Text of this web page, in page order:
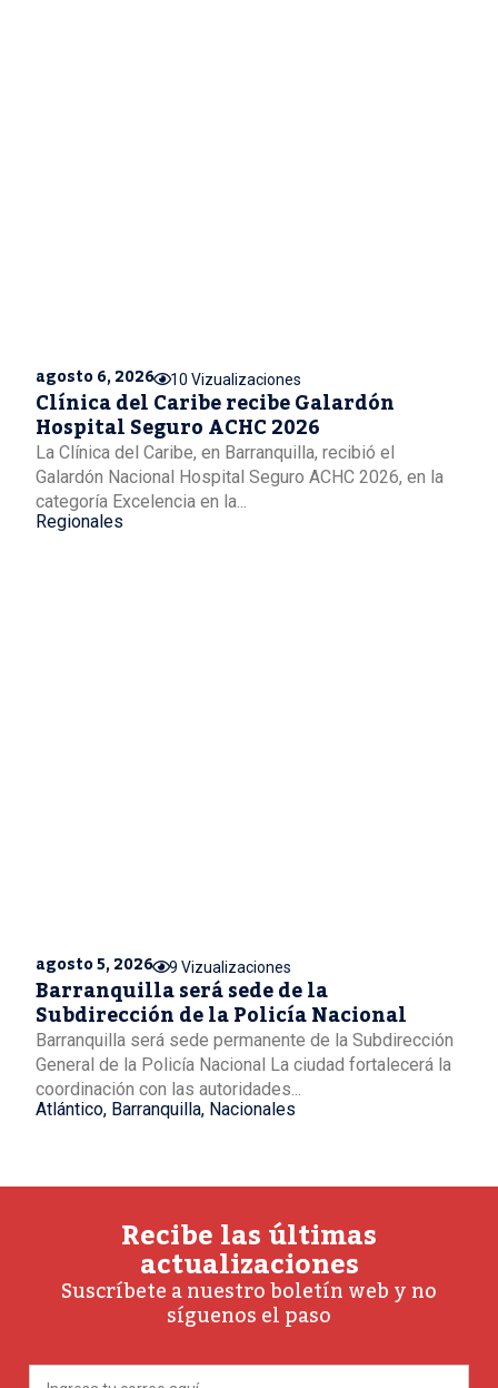
agosto 6, 2026 10 Vizualizaciones
Clínica del Caribe recibe Galardón
Hospital Seguro ACHC 2026
La Clínica del Caribe, en Barranquilla, recibió el
Galardón Nacional Hospital Seguro ACHC 2026, en la
categoría Excelencia en la...
Regionales
agosto 5, 2026 9 Vizualizaciones
Barranquilla será sede de la
Subdirección de la Policía Nacional
Barranquilla será sede permanente de la Subdirección
General de la Policía Nacional La ciudad fortalecerá la
coordinación con las autoridades...
Atlántico, Barranquilla, Nacionales
Recibe las últimas
actualizaciones
Suscríbete a nuestro boletín web y no
síguenos el paso